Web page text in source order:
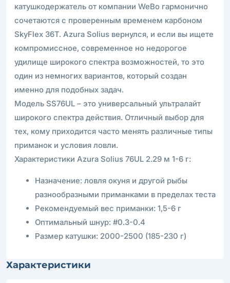
катушкодержатель от компании WeBo гармонично
сочетаются с проверенным временем карбоном
SkyFlex 36T. Azura Solius вернулся, и если вы ищете
компромиссное, современное но недорогое
удилище широкого спектра возможностей, то это
один из немногих вариантов, который создан
именно для подобных задач.
Модель SS76UL – это универсальный ультралайт
широкого спектра действия. Отличный выбор для
тех, кому приходится часто менять различные типы
приманок и условия ловли.
Характеристики Azura Solius 76UL 2.29 м 1-6 г:
Назначение: ловля окуня и другой рыбы
разнообразными приманками в пределах теста
Рекомендуемый вес приманки: 1,5-6 г
Оптимальный шнур: #0.3-0.4
Размер катушки: 2000-2500 (185-230 г)
Характеристики